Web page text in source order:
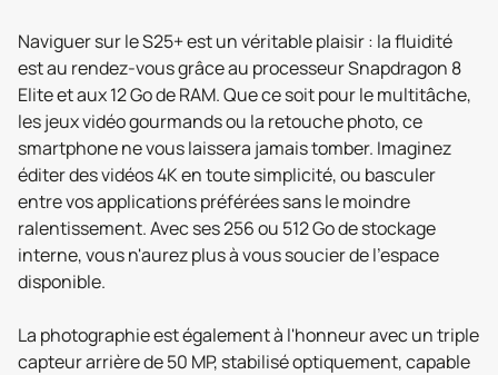
Naviguer sur le S25+ est un véritable plaisir : la fluidité
est au rendez-vous grâce au processeur Snapdragon 8
Elite et aux 12 Go de RAM. Que ce soit pour le multitâche,
les jeux vidéo gourmands ou la retouche photo, ce
smartphone ne vous laissera jamais tomber. Imaginez
éditer des vidéos 4K en toute simplicité, ou basculer
entre vos applications préférées sans le moindre
ralentissement. Avec ses 256 ou 512 Go de stockage
interne, vous n'aurez plus à vous soucier de l'espace
disponible.
La photographie est également à l'honneur avec un triple
capteur arrière de 50 MP, stabilisé optiquement, capable